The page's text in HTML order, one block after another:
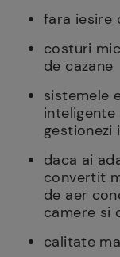
fara iesire
costuri
de cazane
sistemele
gestionezi
daca ai
convertit
de aer
camere si
calitate